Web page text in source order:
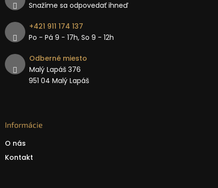
Snažíme sa odpovedať ihneď
+421 911 174 137
Po - Pá 9 − 17h, So 9 - 12h
Odberné miesto
Malý Lapáš 376
951 04 Malý Lapáš
Informácie
O nás
Kontakt